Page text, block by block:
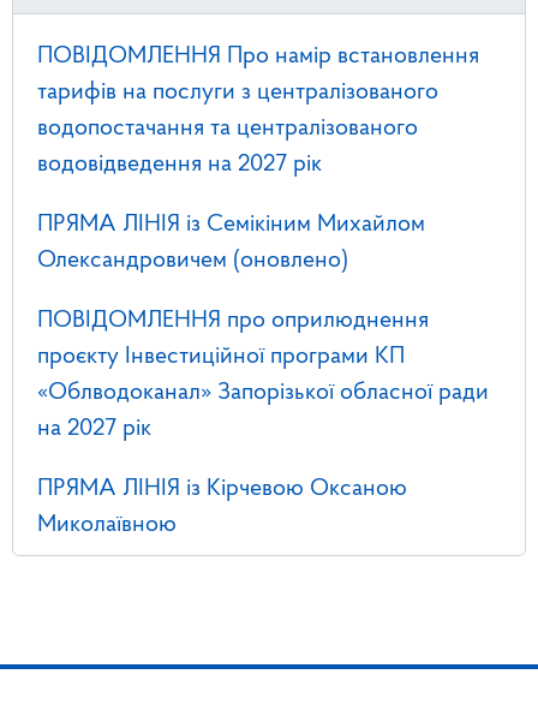
ПОВІДОМЛЕННЯ Про намір встановлення
тарифів на послуги з централізованого
водопостачання та централізованого
водовідведення на 2027 рік
ПРЯМА ЛІНІЯ із Семікіним Михайлом
Олександровичем (оновлено)
ПОВІДОМЛЕННЯ про оприлюднення
проєкту Інвестиційної програми КП
«Облводоканал» Запорізької обласної ради
на 2027 рік
ПРЯМА ЛІНІЯ із Кірчевою Оксаною
Миколаївною